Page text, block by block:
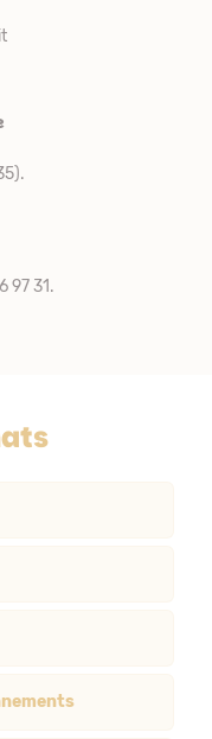
97 31.